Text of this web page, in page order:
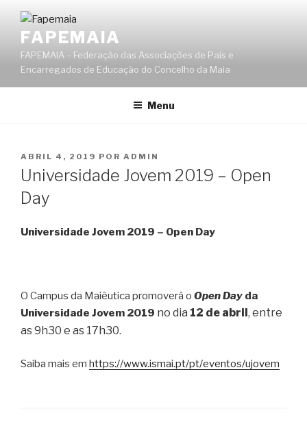
conteúdo
FAPEMAIA
FAPEMAIA – Federação das Associações de Pais e
Encarregados de Educação do Concelho da Maia
Menu
PUBLICADO
EM
ABRIL 4, 2019 POR ADMIN
Universidade Jovem 2019 – Open
Day
Universidade Jovem 2019 – Open Day
O Campus da Maiêutica promoverá o Open Day da
Universidade Jovem 2019 no dia 12 de abril , entre
as 9h30 e as 17h30.
Saiba mais em https://www.ismai.pt/pt/eventos/ujovem